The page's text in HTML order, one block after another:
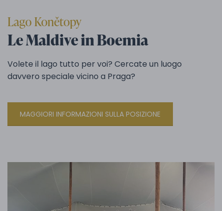
Lago Konětopy
Le Maldive in Boemia
Volete il lago tutto per voi? Cercate un luogo
davvero speciale vicino a Praga?
MAGGIORI INFORMAZIONI SULLA POSIZIONE